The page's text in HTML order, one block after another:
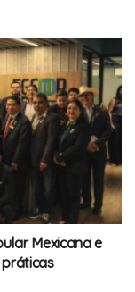
Mexicana e
práticas